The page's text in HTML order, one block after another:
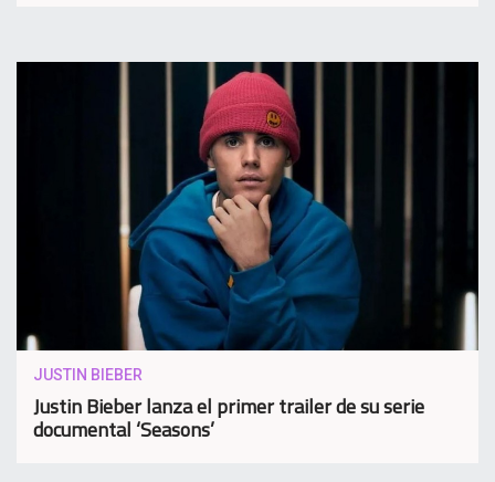
JUSTIN BIEBER
Justin Bieber lanza el primer trailer de su serie
documental ‘Seasons’